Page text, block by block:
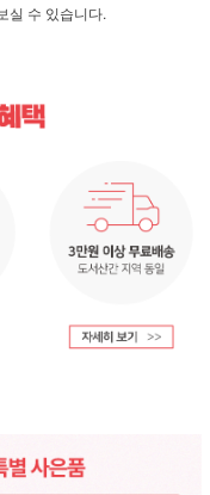
실 수 있습니다.